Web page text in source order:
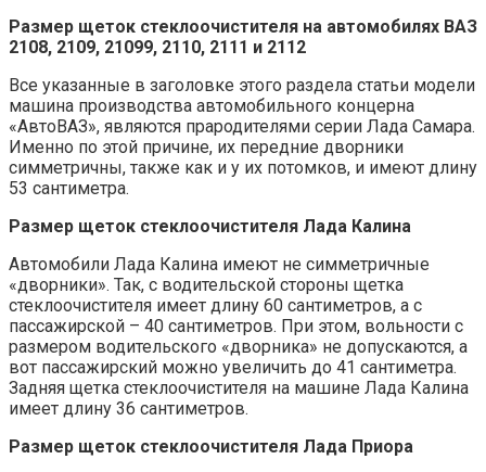
Размер щеток стеклоочистителя на автомобилях ВАЗ
2108, 2109, 21099, 2110, 2111 и 2112
Все указанные в заголовке этого раздела статьи модели
машина производства автомобильного концерна
«АвтоВАЗ», являются прародителями серии Лада Самара.
Именно по этой причине, их передние дворники
симметричны, также как и у их потомков, и имеют длину
53 сантиметра.
Размер щеток стеклоочистителя Лада Калина
Автомобили Лада Калина имеют не симметричные
«дворники». Так, с водительской стороны щетка
стеклоочистителя имеет длину 60 сантиметров, а с
пассажирской – 40 сантиметров. При этом, вольности с
размером водительского «дворника» не допускаются, а
вот пассажирский можно увеличить до 41 сантиметра.
Задняя щетка стеклоочистителя на машине Лада Калина
имеет длину 36 сантиметров.
Размер щеток стеклоочистителя Лада Приора